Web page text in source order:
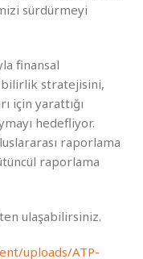
sürdürmeyi
finansal
stratejisini,
için yarattığı
hedefliyor.
raporlama
raporlama
ulaşabilirsiniz.
uploads/ATP-